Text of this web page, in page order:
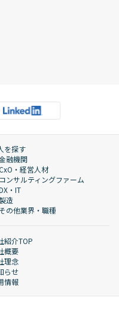
を探す
融機関
・経営人材
ンサルティングファーム
・IT
造
の他業界・職種
紹介TOP
概要
理念
らせ
情報